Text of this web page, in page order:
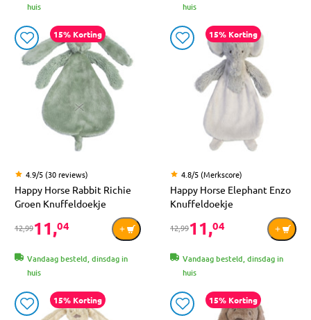
huis
huis
15% Korting
4.9/5 (30 reviews)
Happy Horse Rabbit Richie
Groen Knuffeldoekje
12,9911,04
Vandaag besteld, dinsdag in
huis
15% Korting
4.8/5 (Merkscore)
Happy Horse Elephant Enzo
Knuffeldoekje
12,9911,04
Vandaag besteld, dinsdag in
huis
15% Korting 15% Korting